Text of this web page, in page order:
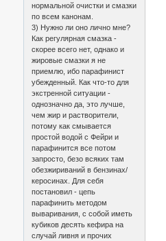
нормальной очистки и смазки
по всем канонам.
3) Нужно ли оно лично мне?
Как регулярная смазка -
скорее всего нет, однако и
жировые смазки я не
приемлю, ибо парафинист
убежденный. Как что-то для
экстренной ситуации -
однозначно да, это лучше,
чем жир и растворители,
потому как смывается
простой водой с Фейри и
парафинится все потом
запросто, безо всяких там
обезжириваний в бензинах/
керосинах. Для себя
постановил - цепь
парафинить методом
вываривания, с собой иметь
кубиков десять кефира на
случай ливня и прочих